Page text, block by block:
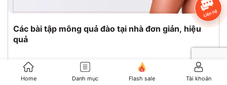
Các bài tập mông quả đào tại nhà đơn giản, hiệu
quả
25/05/2024 Bài Tập Thể Hình
Home Danh mục Flash sale Tài khoản